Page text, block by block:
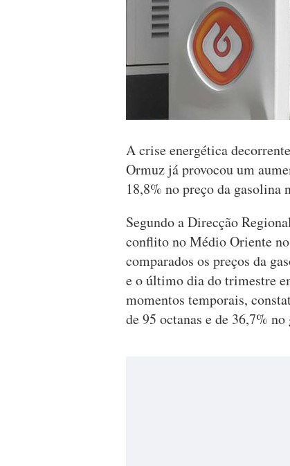
A crise energética
Ormuz já provocou um
18,8% no preço da
Segundo a Direcção
conflito no Médio Oriente
comparados os preços da
e o último dia do trimestre
momentos temporais,
de 95 octanas e de 36,7%